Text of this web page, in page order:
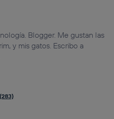
Blogger. Me gustan las
y mis gatos. Escribo a